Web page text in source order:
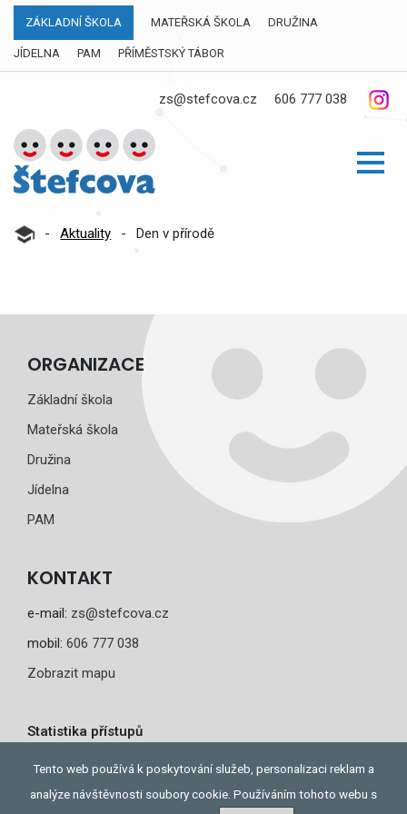
ZÁKLADNÍ ŠKOLA MATEŘSKÁ ŠKOLA DRUŽINA
JÍDELNA PAM PŘÍMĚSTSKÝ TÁBOR
zs@stefcova.cz 606 777 038
- Aktuality - Den v přírodě
ORGANIZACE
Základní škola
Mateřská škola
Družina
Jídelna
PAM
KONTAKT
e-mail: zs@stefcova.cz
mobil: 606 777 038
Zobrazit mapu
Statistika přístupů
Dnes: 1
Celkem: 435
Tento web používá k poskytování služeb, personalizaci reklam a
analýze návštěvnosti soubory cookie. Používáním tohoto webu s